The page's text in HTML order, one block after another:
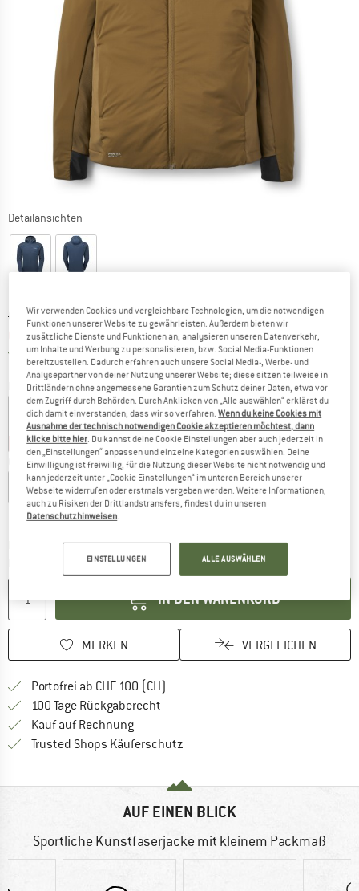
Detailansichten
Ursprünglicher Preis :
CHF199.95
Preis:
CHF155.96 inkl. MwSt., zollfreie Lieferung
Versandkostenfrei(CH)Schweiz. Informationen zu den
Farbe:Oak
20% 20% 22%
Grösse wählen:
S M L XL XXL
Grössentabelle
Lieferzeit: 3-5 WerktageDer Link öffnet sich in einer Infobox und
IN DEN WARENKORB
MERKEN VERGLEICHEN
Portofrei ab CHF 100 (CH)
100 Tage Rückgaberecht
Kauf auf RechnungFinde die Zahlungs-Infos hier! Öffnet
Trusted Shops Käuferschutz
AUF EINEN BLICK
Sportliche Kunstfaserjacke mit kleinem Packmaß
Wir verwenden Cookies und vergleichbare Technologien, um die notwendigen
Funktionen unserer Website zu gewährleisten. Außerdem bieten wir
zusätzliche Dienste und Funktionen an, analysieren unseren Datenverkehr,
um Inhalte und Werbung zu personalisieren, bzw. Social Media-Funktionen
bereitzustellen. Dadurch erfahren auch unsere Social Media-, Werbe- und
Analysepartner von deiner Nutzung unserer Website; diese sitzen teilweise in
Drittländern ohne angemessene Garantien zum Schutz deiner Daten, etwa vor
dem Zugriff durch Behörden. Durch Anklicken von „Alle auswählen“ erklärst du
dich damit einverstanden, dass wir so verfahren.Wenn du keine Cookies mit
Ausnahme der technisch notwendigen Cookie akzeptieren möchtest, dann
klicke bitte hier. Du kannst deine Cookie Einstellungen aber auch jederzeit in
den „Einstellungen“ anpassen und einzelne Kategorien auswählen. Deine
Einwilligung ist freiwillig, für die Nutzung dieser Website nicht notwendig und
kann jederzeit unter „Cookie Einstellungen“ im unteren Bereich unserer
Webseite widerrufen oder erstmals vergeben werden. Weitere Informationen,
auch zu Risiken der Drittlandstransfers, findest du in unseren
Datenschutzhinweisen.
EINSTELLUNGEN ALLE AUSWÄHLEN